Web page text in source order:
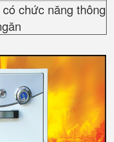
chức năng thông